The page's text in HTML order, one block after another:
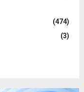
(474)
(3)